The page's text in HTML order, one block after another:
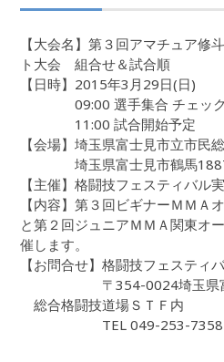
【大会名】第３回アマチュア修
ト大会 組合せ＆試合順
【日時】2015年3月29日(日)
09:00 選手集合 チェック
11:00 試合開始予定
【会場】埼玉県富士見市立市民
埼玉県富士見市鶴馬
【主催】格闘技フェスティバル
【内容】第３回ビギナーＭＭＡ
と第２回ジュニアＭＭＡ関東
催します。
【お問合せ】格闘技フェスティ
〒354-0024埼玉県富士
総合格闘技道場ＳＴＦ内
TEL 049-253-7358